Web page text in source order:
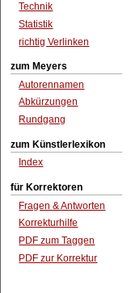
Technik
Statistik
richtig Verlinken
zum Meyers
Autorennamen
Abkürzungen
Rundgang
zum Künstlerlexikon
Index
für Korrektoren
Fragen & Antworten
Korrekturhilfe
PDF zum Taggen
PDF zur Korrektur